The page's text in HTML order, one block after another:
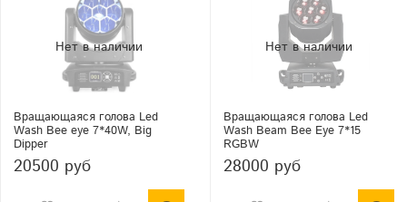
Вращающаяся голова Led
Wash Bee eye 7*40W, Big
Dipper
20500 руб
Вращающаяся голова Led
Wash Beam Bee Eye 7*15
RGBW
28000 руб